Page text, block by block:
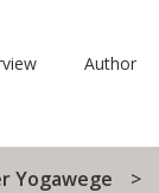
Author
Yogawege